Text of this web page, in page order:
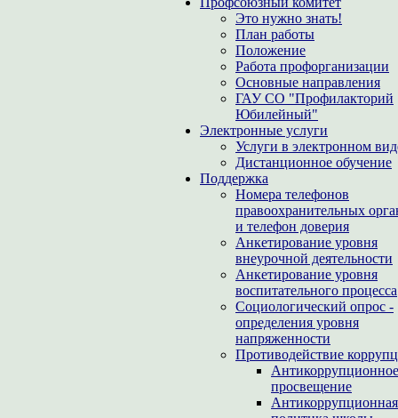
Это нужно знать!
План работы
Положение
Работа профорганизации
Основные направления
ГАУ СО "Профилакторий
Юбилейный"
Электронные услуги
Услуги в электронном
Дистанционное обучение
Поддержка
Номера телефонов
правоохранительных
и телефон доверия
Анкетирование уровня
внеурочной деятельности
Анкетирование уровня
воспитательного процесса
Социологический опрос -
определения уровня
напряженности
Противодействие
Антикоррупционное
просвещение
Антикоррупционная